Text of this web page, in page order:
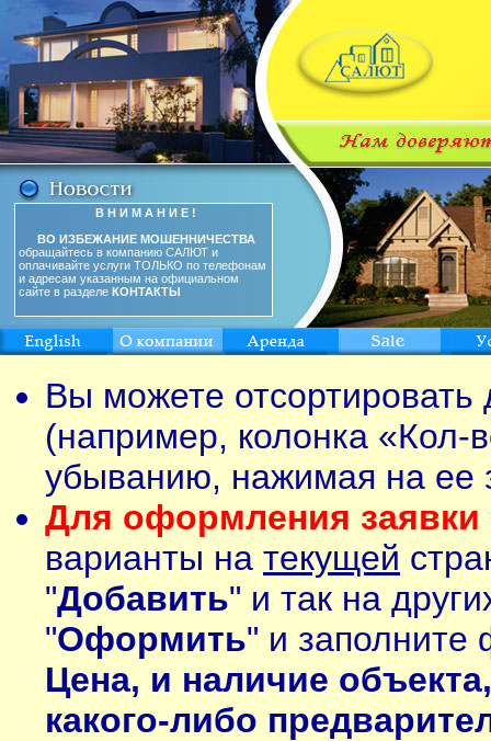
В Н И М А Н И Е !
ВО ИЗБЕЖАНИЕ МОШЕННИЧЕСТВА
обращайтесь в компанию САЛЮТ и
оплачивайте услуги ТОЛЬКО по телефонам
и адресам указанным на официальном
сайте в разделе КОНТАКТЫ
Вы можете
(например, колонка «Кол-
убыванию, нажимая на ее
Для оформления заявки
варианты на текущей
"Добавить" и так на
"Оформить" и заполните
Цена, и наличие
какого-либо